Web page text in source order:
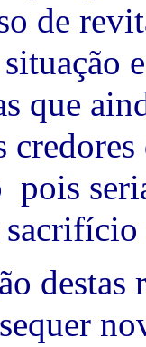
de
que
pois